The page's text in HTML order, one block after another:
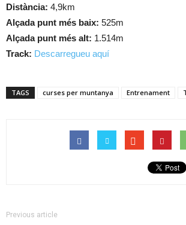
Distància: 4,9km
Alçada punt més baix: 525m
Alçada punt més alt: 1.514m
Track: Descarregueu aquí
TAGS curses per muntanya Entrenament
Previous article